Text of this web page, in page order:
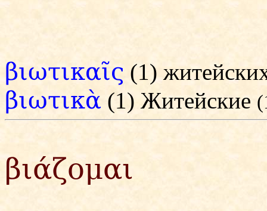
βιωτικαῖς (1)
βιωτικὰ (1) Житейские
βιάζομαι